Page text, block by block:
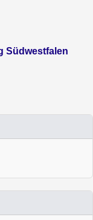
Südwestfalen